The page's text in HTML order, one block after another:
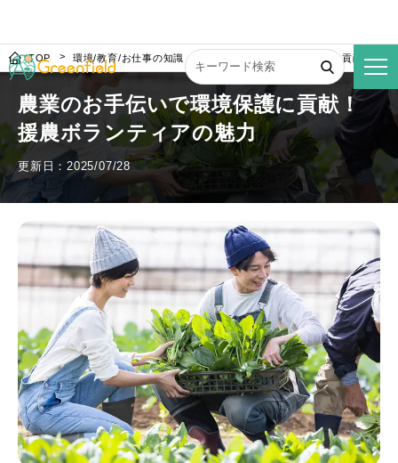
TOP 環境/教育/お仕事の知識 農業のお手伝いで環境保護に貢献！援
農業のお手伝いで環境保護に貢献！
援農ボランティアの魅力
更新日：2025/07/28